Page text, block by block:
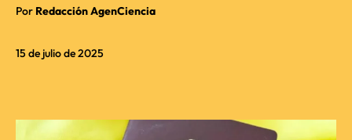
15 de julio de 2025
Por Redacción AgenCiencia